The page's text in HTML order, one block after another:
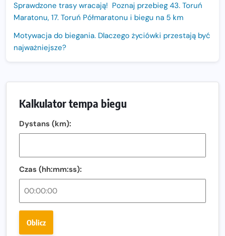
Sprawdzone trasy wracają! Poznaj przebieg 43. Toruń
Maratonu, 17. Toruń Półmaratonu i biegu na 5 km
Motywacja do biegania. Dlaczego życiówki przestają być
najważniejsze?
Sprawdzony przebieg i profil stworzony do szybkiego
biegania
Amazfit Balance 3: Kompleksowe narzędzie dla biegacza
i zawodnika Hyrox?
Regeneracja w bieganiu. Co warto o niej wiedzieć?
Ostatnie wolne miejsca na jubileuszowy Bieg
dniu.
Kalkulator tempa biegu
Dystans (km):
Czas (hh:mm:ss):
Oblicz